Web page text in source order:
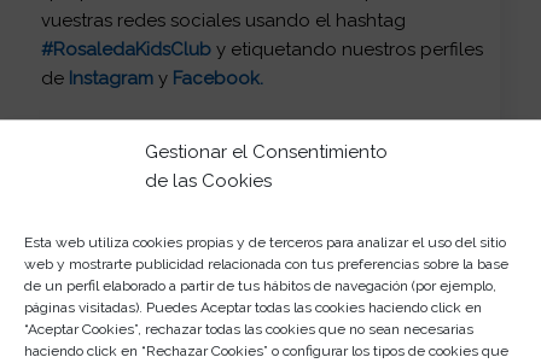
Gestionar el Consentimiento
de las Cookies
Esta web utiliza cookies propias y de terceros para analizar el uso del sitio
web y mostrarte publicidad relacionada con tus preferencias sobre la base
de un perfil elaborado a partir de tus hábitos de navegación (por ejemplo,
páginas visitadas). Puedes Aceptar todas las cookies haciendo click en
“Aceptar Cookies”, rechazar todas las cookies que no sean necesarias
haciendo click en “Rechazar Cookies” o configurar los tipos de cookies que
vuestras redes sociales usando el hashtag
#RosaledaKidsCluby etiquetando nuestros perfiles
de Instagram y Facebook.
Compartir esta entrada
0